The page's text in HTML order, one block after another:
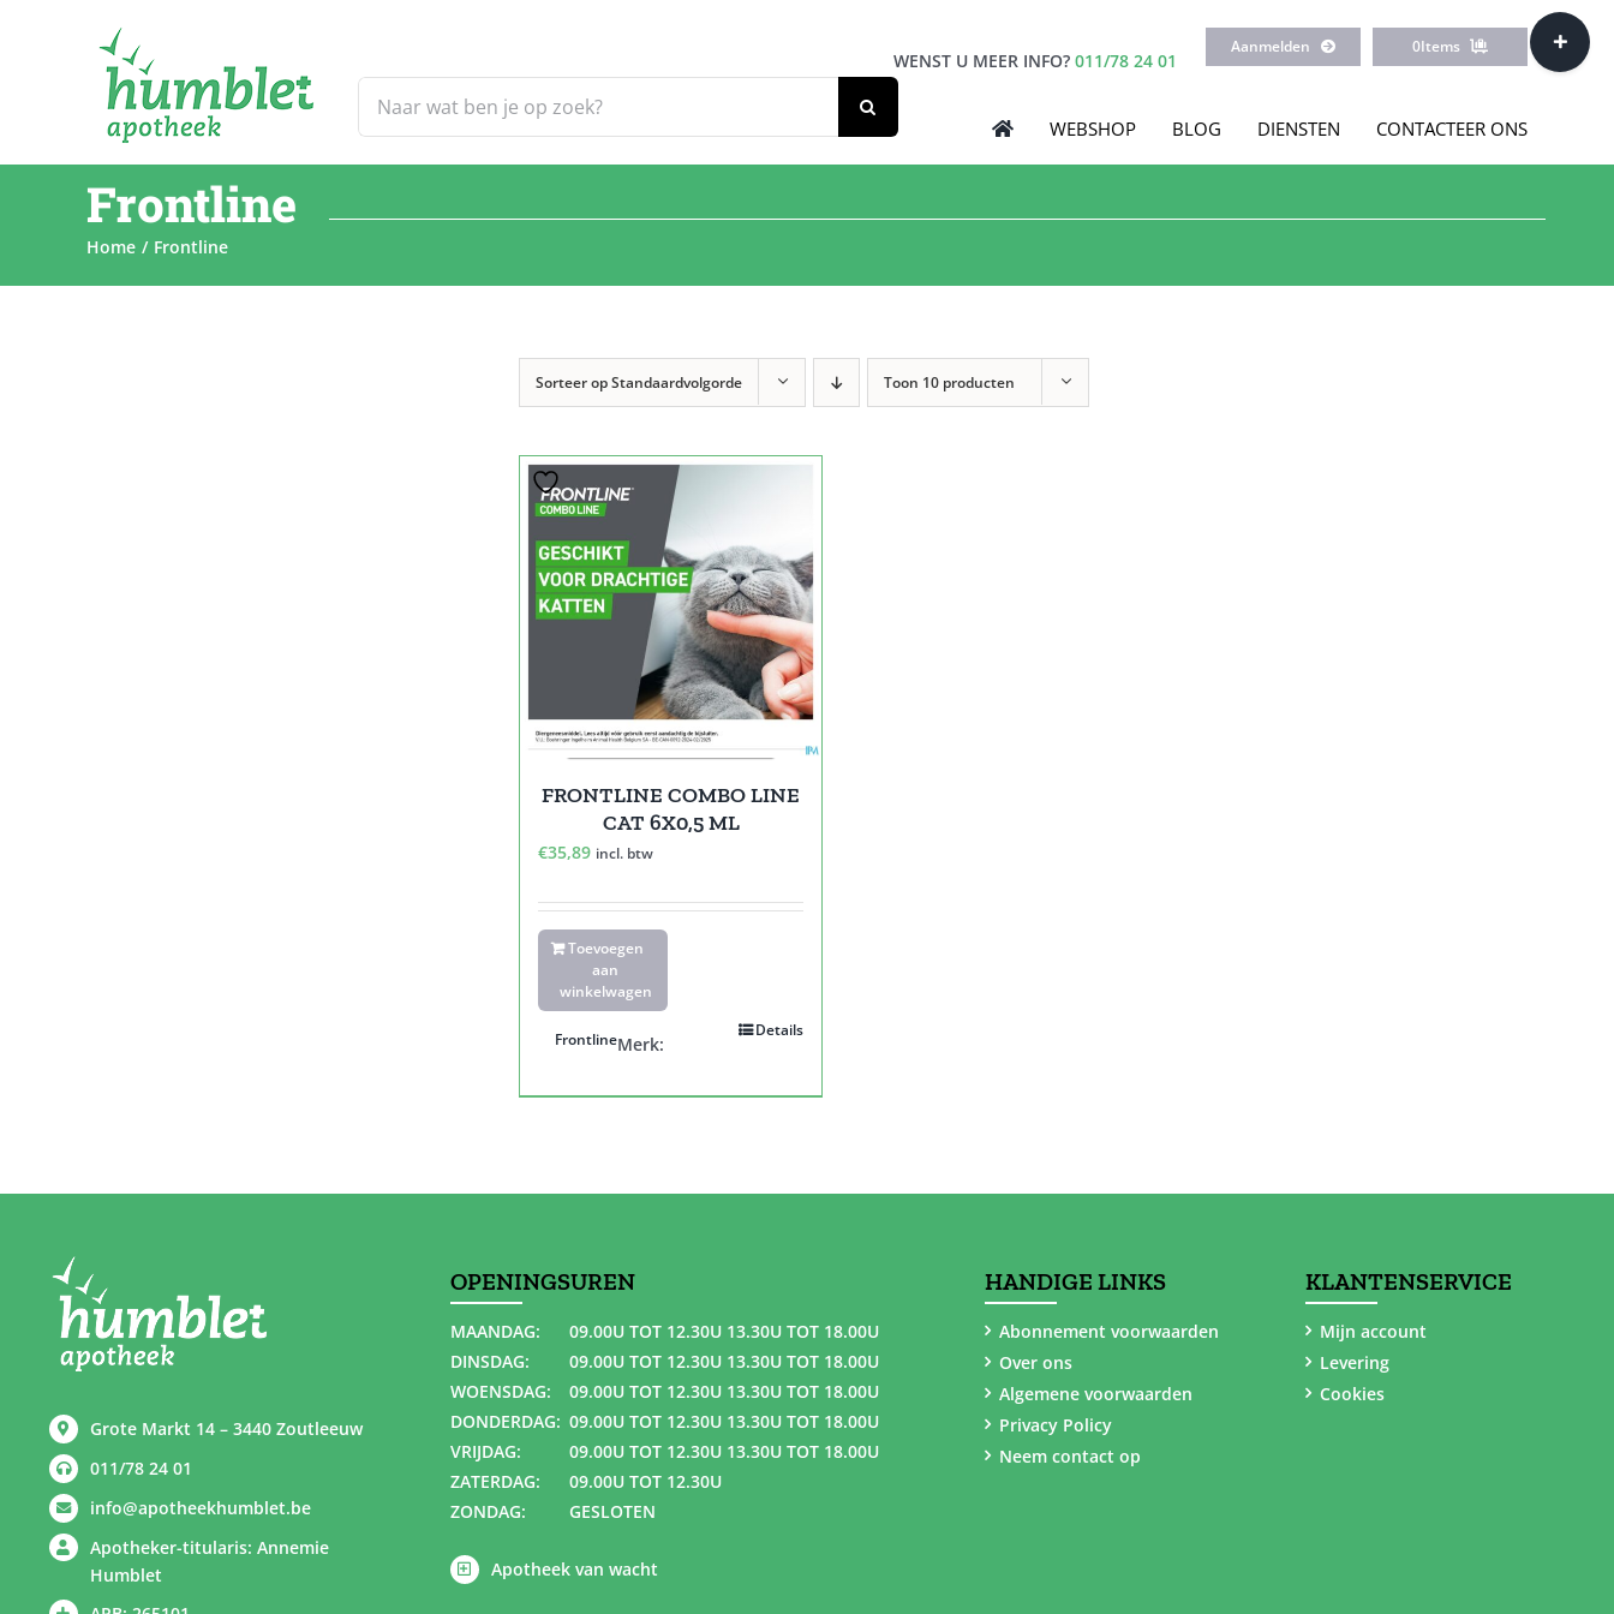
naar:
WENST U MEER INFO? 011/78 24 01
Aanmelden 0Items
WEBSHOP BLOG DIENSTEN CONTACTEER ONS
Frontline
Home Frontline
Sorteer opStandaardvolgorde Toon 10 producten
FRONTLINE COMBO LINE
CAT 6X0,5 ML
€35,89 incl. btw
Toevoegen
aan
winkelwagen
Details
Merk:
Frontline
Grote Markt 14 – 3440 Zoutleeuw
011/78 24 01
info@apotheekhumblet.be
Apotheker-titularis: Annemie
Humblet
OPENINGSUREN
MAANDAG:
09.00U TOT 12.30U 13.30U TOT 18.00U
DINSDAG:
09.00U TOT 12.30U 13.30U TOT 18.00U
WOENSDAG:
09.00U TOT 12.30U 13.30U TOT 18.00U
DONDERDAG: 09.00U TOT 12.30U 13.30U TOT 18.00U
VRIJDAG:
09.00U TOT 12.30U 13.30U TOT 18.00U
ZATERDAG:
09.00U TOT 12.30U
ZONDAG:
GESLOTEN
Apotheek van wacht
HANDIGE LINKS
Abonnement voorwaarden
Over ons
Algemene voorwaarden
Privacy Policy
Neem contact op
KLANTENSERVICE
Mijn account
Levering
Cookies
Toggle
Sliding